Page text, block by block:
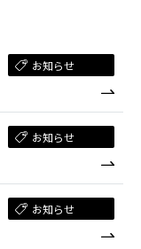
お知らせ
お知らせ
お知らせ